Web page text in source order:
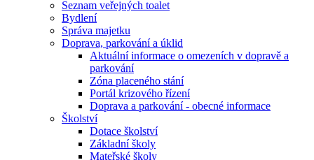
Seznam veřejných toalet
Bydlení
Správa majetku
Doprava, parkování a úklid
Aktuální informace o omezeních v dopravě a
parkování
Zóna placeného stání
Portál krizového řízení
Doprava a parkování - obecné informace
Školství
Dotace školství
Základní školy
Mateřské školy